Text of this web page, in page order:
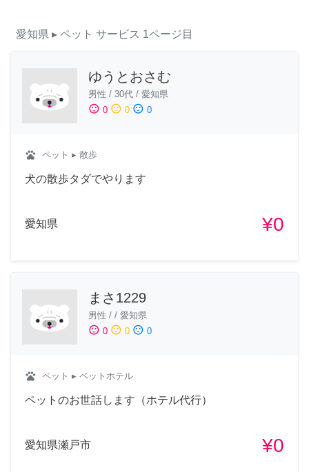
愛知県 ▸ ペット サービス 1ページ目
ゆうとおさむ
男性 / 30代 / 愛知県
sentiment_satisfied 0 sentiment_neutral 0 sentiment_dissatisfied 0
pets ペット ▸ 散歩
犬の散歩タダでやります
愛知県 ¥0
まさ1229
男性 / / 愛知県
sentiment_satisfied 0 sentiment_neutral 0 sentiment_dissatisfied 0
pets ペット ▸ ペットホテル
ペットのお世話します（ホテル代行）
愛知県瀬戸市 ¥0